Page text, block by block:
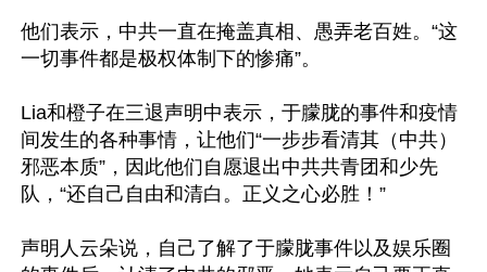
他们表示，中共一直在掩盖真相、愚弄老百姓。“这
一切事件都是极权体制下的惨痛”。
Lia和橙子在三退声明中表示，于朦胧的事件和疫情
间发生的各种事情，让他们“一步步看清其（中共）
邪恶本质”，因此他们自愿退出中共共青团和少先
队，“还自己自由和清白。正义之心必胜！”
声明人云朵说，自己了解了于朦胧事件以及娱乐圈